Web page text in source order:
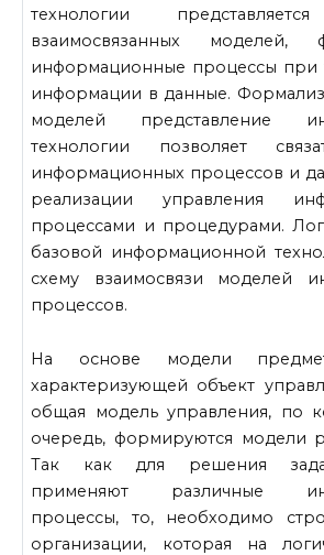
технологии
взаимосвязанных моделей,
информаци­онные процессы при
информации в данные.
моделей представление
техноло­гии позволяет
информационных процессов и
реализации управления
процессами и процедурами.
базовой информационной
схему взаимосвязи моделей
процессов.
На основе модели
характеризующей объект
общая модель управления, по
очередь, формируются модели
Так как для решения
применяют различные
процессы, то, необходимо
организации, которая на